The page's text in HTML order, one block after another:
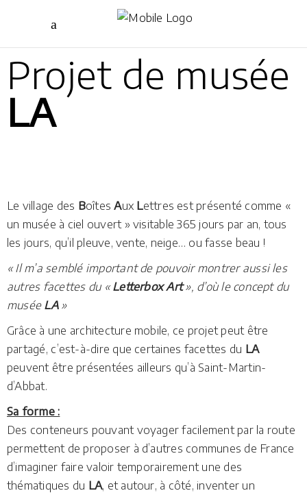
Projet de musée
LA
Le village des BoîtesAux Lettres est présenté comme «
un musée à ciel ouvert » visitable 365 jours par an, tous
les jours, qu’il pleuve, vente, neige… ou fasse beau !
« Il m’a semblé important de pouvoir montrer aussi les
autres facettes du «Letterbox Art», d’où le concept du
musée LA »
Grâce à une architecture mobile, ce projet peut être
partagé, c’est-à-dire que certaines facettes du LA
peuvent être présentées ailleurs qu’à Saint-Martin­
d’Abbat.
Sa forme :
Des conteneurs pouvant voyager facilement par la route
permettent de proposer à d’autres communes de France
d’imaginer faire valoir temporairement une des
thématiques du LA, et autour, à côté, inventer un